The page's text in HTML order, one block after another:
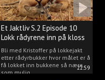
22:59
Et Jaktliv S.2 Episode 10
Lokk rådyrene inn på kloss
hold.
Bli med Kristoffer på lokkejakt
etter rådyrbukker hvor målet er å
få lokket inn bukkene så nære
som mulig.